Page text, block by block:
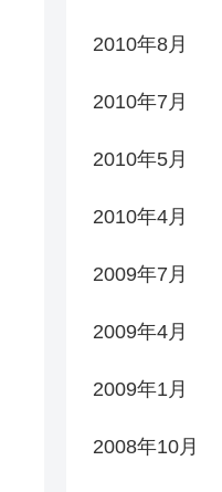
2010年8月
2010年7月
2010年5月
2010年4月
2009年7月
2009年4月
2009年1月
2008年10月